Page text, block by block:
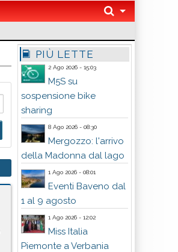
PIÙ LETTE
2 Ago 2026 - 15:03
M5S su
sospensione bike
sharing
8 Ago 2026 - 08:30
Mergozzo: l'arrivo
della Madonna dal lago
1 Ago 2026 - 08:01
Eventi Baveno dal
1 al 9 agosto
1 Ago 2026 - 12:02
Miss Italia
Piemonte a Verbania